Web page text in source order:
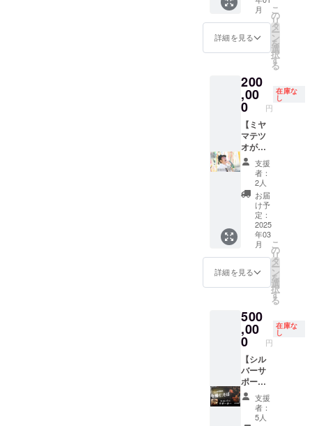
ないと
いけな
いルー
ルのた
てます
が、有
効期限
は伸び
ており
ます。
saunah
ouse_n
akijin ※
能で
す。 ※
日程は
要相談
※有効期
限2025
年1月〜
2027年
3月末 ※
旅館業
許可
北保第
R5-88
号 ※再
販時よ
り金額
少し上
がって
は伸び
ており
ます。
ます
300,000
円
→150,0
00円
50%オ
フ！！
週末が
とにか
くお得
なんで
す。 こ
んな
チャン
スはな
かなか
無いの
でぜひ
ご利用
くださ
い！
『730H
OTELS.
』はこ
だわり
インテ
リア、
160㎡の
広い空
間、サ
ウナー
がうな
るロウ
リュサ
ウナ、
は、こ
のホテ
ルに泊
まるた
め！』
てもら
えるほ
どの素
敵なホ
テルの
宿泊権
利をご
用意し
まし
た。
［例え
ば週末
に5名で
ご利用
の場
合］ 通
常
300,000
円
→160,0
衝撃の
48%オ
フ！！
週末が
とにか
くお得
なんで
す。 こ
んな
チャン
月
詳細を見る
こ
の
リ
タ
ー
ン
を
選
択
す
る
200
,00
0 円
在庫な
し
【ミヤ
マテツ
オがあ
なたを
想って
曲を書
きま
す】 あ
なただ
けのた
めに、
大切な
誰かの
ため
に、あ
るい
社の
テーマ
ソング
やお店
のイ
メージ
ソング
など、
ミヤマ
テツオ
支援
者：
2人
お届
け予
定：
2025
年03
月
詳細を見る
こ
の
リ
タ
ー
ン
を
選
択
す
る
500
,00
0 円
在庫な
し
【シル
バーサ
ポー
ター(5
年間)】
『今帰
支援
者：
5人